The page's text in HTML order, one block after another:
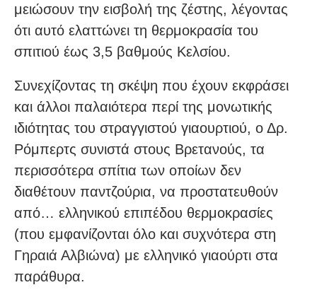
μειώσουν την εισβολή της ζέστης, λέγοντας
ότι αυτό ελαττώνει τη θερμοκρασία του
σπιτιού έως 3,5 βαθμούς Κελσίου.
Συνεχίζοντας τη σκέψη που έχουν εκφράσει
και άλλοι παλαιότερα περί της μονωτικής
ιδιότητας του στραγγιστού γιαουρτιού, ο Δρ.
Ρόμπερτς συνιστά στους Βρετανούς, τα
περισσότερα σπίτια των οποίων δεν
διαθέτουν παντζούρια, να προστατευθούν
από… ελληνικού επιπέδου θερμοκρασίες
(που εμφανίζονται όλο και συχνότερα στη
Γηραιά Αλβιώνα) με ελληνικό γιαούρτι στα
παράθυρα.